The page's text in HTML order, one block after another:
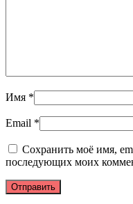
Имя *
Email *
Сохранить моё имя,
последующих моих